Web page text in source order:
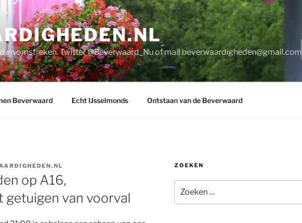
en omstreken. Twitter @Beverwaard_Nu of mailbeverwaardigheden@gmail.com
Beverwaard Echt IJsselmonds Ontstaan van de Beverwaard
op A16,
getuigen van voorval
ZOEKEN
naar: